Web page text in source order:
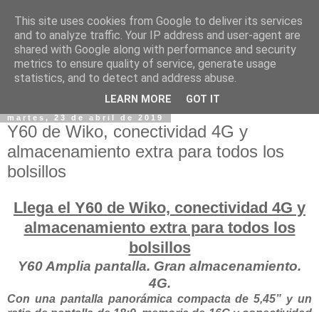
martes, 23 de abril de 2019
Y60 de Wiko, conectividad 4G y
almacenamiento extra para todos los
bolsillos
Llega el Y60 de Wiko, conectividad 4G y
almacenamiento extra para todos los
bolsillos
Y60 Amplia pantalla. Gran almacenamiento.
4G.
Con una pantalla panorámica compacta de 5,45” y un
This site uses cookies from Google to deliver its services
and to analyze traffic. Your IP address and user-agent are
shared with Google along with performance and security
metrics to ensure quality of service, generate usage
statistics, and to detect and address abuse.
LEARN MORE GOT IT